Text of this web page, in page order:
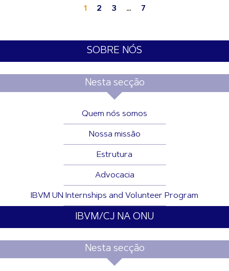
1 2 3 … 7
SOBRE NÓS
Nesta secção
Quem nós somos
Nossa missão
Estrutura
Advocacia
IBVM UN Internships and Volunteer Program
IBVM/CJ NA ONU
Nesta secção